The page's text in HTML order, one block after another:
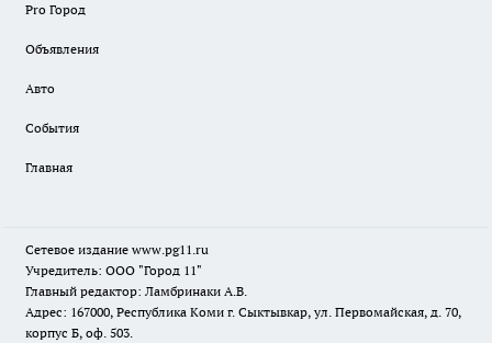
Pro Город
Объявления
Авто
События
Главная
Сетевое издание www.pg11.ru
Учредитель: ООО "Город 11"
Главный редактор: Ламбринаки А.В.
Адрес: 167000, Республика Коми г. Сыктывкар, ул. Первомайская, д. 70,
корпус Б, оф. 503.